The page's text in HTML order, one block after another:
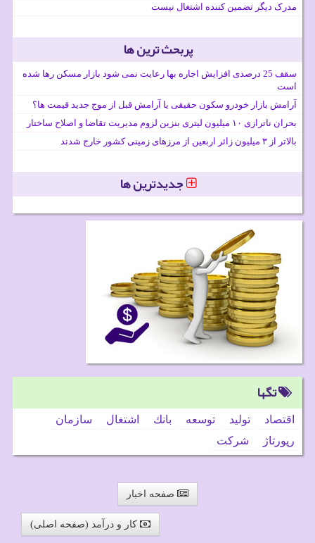
مدرک دیگر تضمین کننده اشتغال نیست
پربحث ترین ها
سقف 25 درصدی افزایش اجاره بها رعایت نمی شود بازار مسکن رها شده
است
آرامش بازار خودرو سکون حقیقی یا آرامش قبل از موج جدید قیمت ها؟
بحران ناترازی ۱۰ میلیون لیتری بنزین لزوم مدیریت تقاضا و اصلاح ساختار
بالاتر از ۳ میلیون زائر اربعین از مرزهای زمینی کشور خارج شدند
جدیدترین ها
تگها
اقتصاد تولید توسعه بانك اشتغال
سازمان
رپورتاژ
شركت
صفحه اخبار
کار و درآمد (صفحه اصلی)